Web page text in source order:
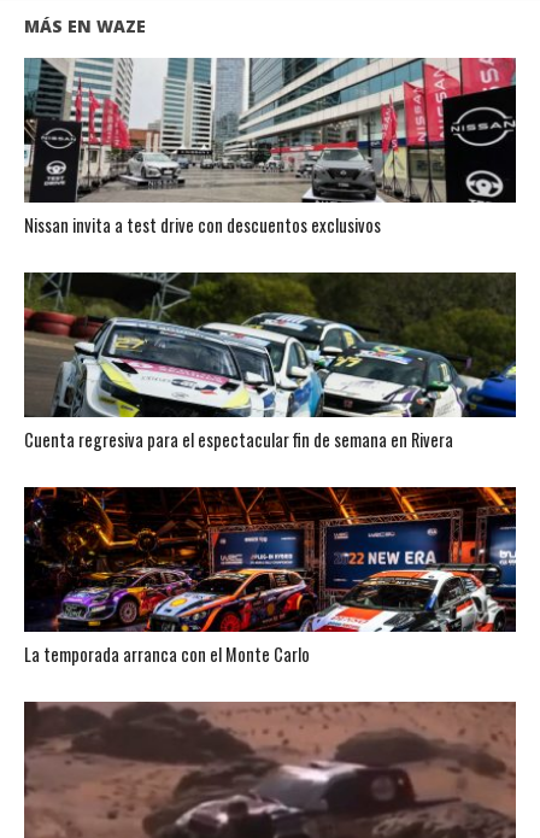
MÁS EN WAZE
Nissan invita a test drive con descuentos exclusivos
Cuenta regresiva para el espectacular fin de semana en Rivera
La temporada arranca con el Monte Carlo